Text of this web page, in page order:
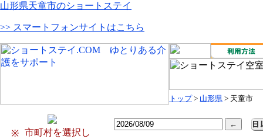
山形県天童市のショートステイ
>> スマートフォンサイトはこちら
トップ> 山形県 > 天童市
※
市町村を選択し